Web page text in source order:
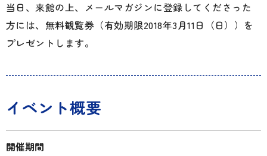
当日、来館の上、メールマガジンに登録してくださった
方には、無料観覧券（有効期限2018年3月11日（日））を
プレゼントします。
イベント概要
開催期間